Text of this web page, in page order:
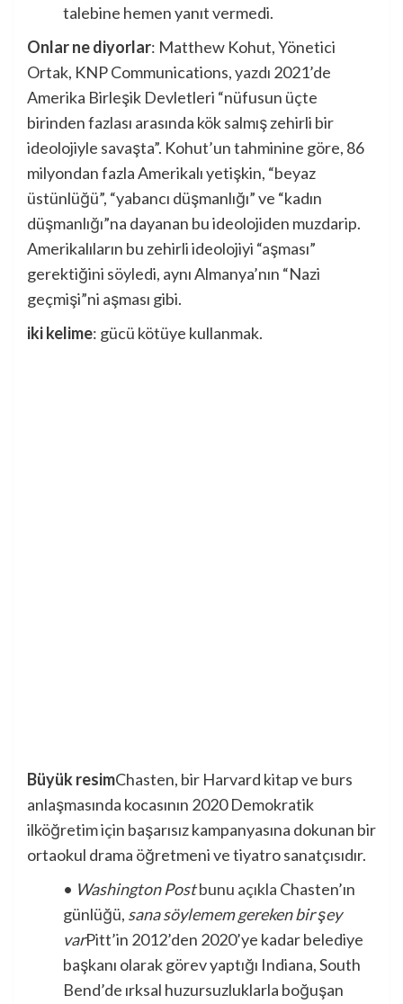
talebine hemen yanıt vermedi.
Onlar ne diyorlar: Matthew Kohut, Yönetici
Ortak, KNP Communications,yazdı 2021’de
Amerika Birleşik Devletleri “nüfusun üçte
birinden fazlası arasında kök salmış zehirli bir
ideolojiyle savaşta”. Kohut’un tahminine göre, 86
milyondan fazla Amerikalı yetişkin, “beyaz
üstünlüğü”, “yabancı düşmanlığı” ve “kadın
düşmanlığı”na dayanan bu ideolojiden muzdarip.
Amerikalıların bu zehirli ideolojiyi “aşması”
gerektiğini söyledi, aynı Almanya’nın “Nazi
geçmişi”ni aşması gibi.
iki kelime: gücü kötüye kullanmak.
Büyük resimChasten, bir Harvard kitap ve burs
anlaşmasında kocasının 2020 Demokratik
ilköğretim için başarısız kampanyasına dokunan bir
ortaokul drama öğretmeni ve tiyatro sanatçısıdır.
• Washington Postbunu açıkla Chasten’ın
günlüğü, sana söylemem gereken bir şey
varPitt’in 2012’den 2020’ye kadar belediye
başkanı olarak görev yaptığı Indiana, South
Bend’de ırksal huzursuzluklarla boğuşan